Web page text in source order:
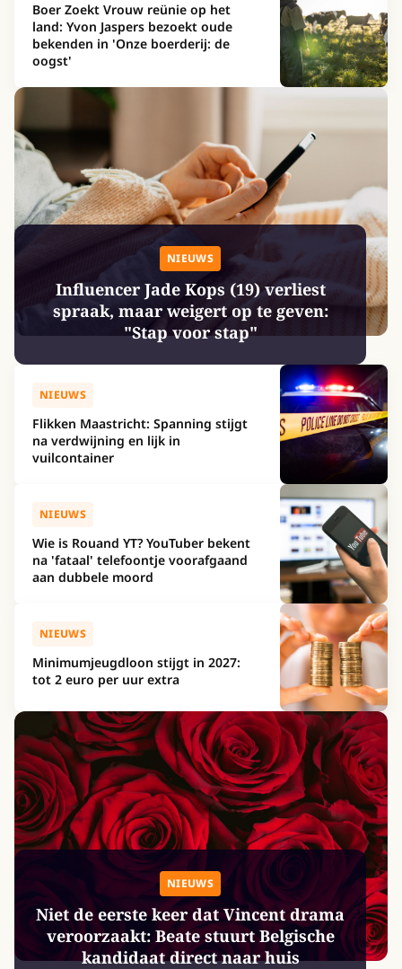
Boer Zoekt Vrouw reünie op het
land: Yvon Jaspers bezoekt oude
bekenden in 'Onze boerderij: de
oogst'
NIEUWS
Influencer Jade Kops (19) verliest
spraak, maar weigert op te geven:
"Stap voor stap"
NIEUWS
Flikken Maastricht: Spanning stijgt
na verdwijning en lijk in
vuilcontainer
NIEUWS
Wie is Rouand YT? YouTuber bekent
na 'fataal' telefoontje voorafgaand
aan dubbele moord
NIEUWS
Minimumjeugdloon stijgt in 2027:
tot 2 euro per uur extra
NIEUWS
Niet de eerste keer dat Vincent drama
veroorzaakt: Beate stuurt Belgische
kandidaat direct naar huis